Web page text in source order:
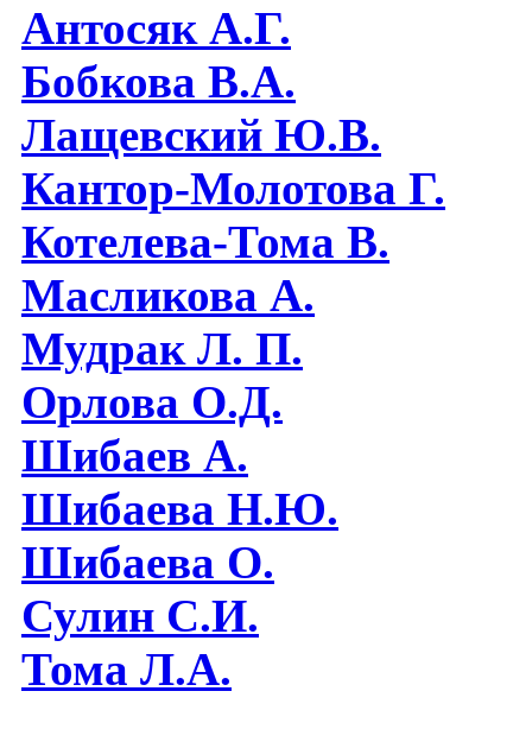
Антосяк А.Г.
Бобкова В.А.
Лащевский Ю.В.
Кантор-Молотова Г.
Котелева-Тома В.
Масликова А.
Мудрак Л. П.
Орлова О.Д.
Шибаев А.
Шибаева Н.Ю.
Шибаева O.
Сулин С.И.
Тома Л.А.